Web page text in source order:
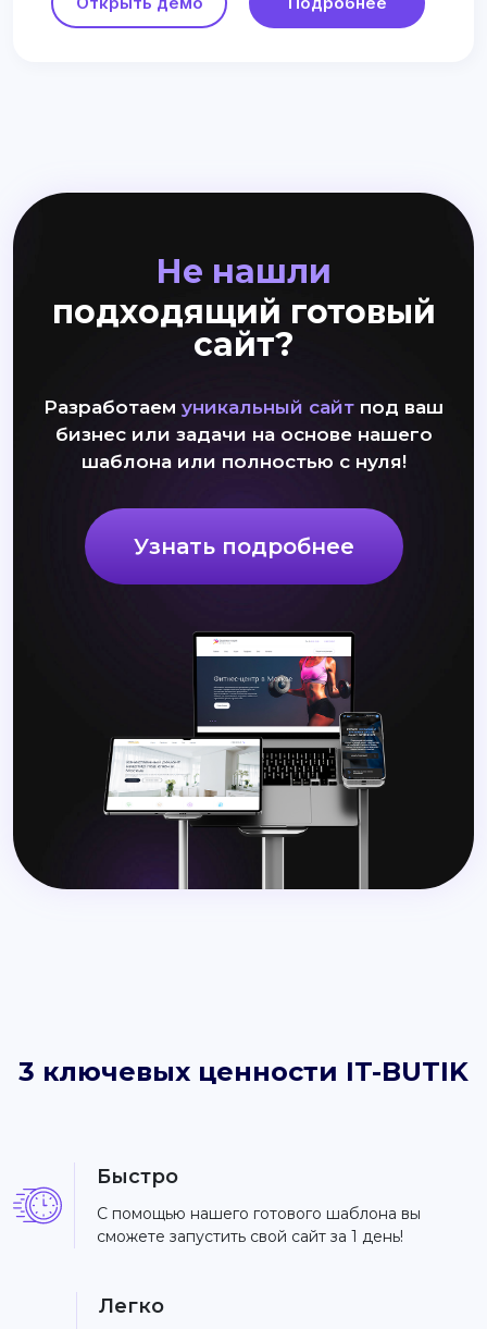
Не нашли
подходящий готовый
сайт?
Разработаем уникальный сайт под ваш
бизнес или задачи на основе нашего
шаблона или полностью с нуля!
Узнать подробнее
3 ключевых ценности IT-BUTIK
Быстро
С помощью нашего готового шаблона вы
сможете запустить свой сайт за 1 день!
Легко